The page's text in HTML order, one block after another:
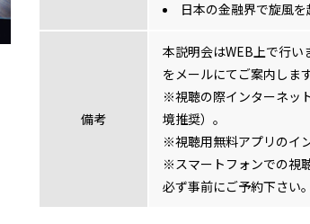
日本の金融界で旋風
備考
本説明会はWEB上で行い
をメールにてご案内します
※視聴の際インターネッ
境推奨）。
※視聴用無料アプリのイ
※スマートフォンでの視
必ず事前にご予約下さい。